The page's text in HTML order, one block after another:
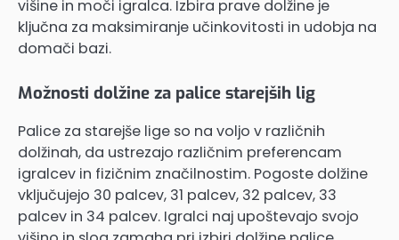
višine in moči igralca. Izbira prave dolžine je
ključna za maksimiranje učinkovitosti in udobja na
domači bazi.
Možnosti dolžine za palice starejših lig
Palice za starejše lige so na voljo v različnih
dolžinah, da ustrezajo različnim preferencam
igralcev in fizičnim značilnostim. Pogoste dolžine
vključujejo 30 palcev, 31 palcev, 32 palcev, 33
palcev in 34 palcev. Igralci naj upoštevajo svojo